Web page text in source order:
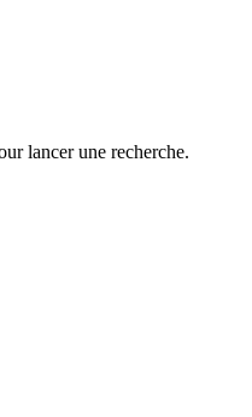
lancer une recherche.